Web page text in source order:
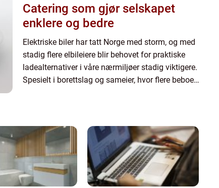
Catering som gjør selskapet
enklere og bedre
Elektriske biler har tatt Norge med storm, og med
stadig flere elbileiere blir behovet for praktiske
ladealternativer i våre nærmiljøer stadig viktigere.
Spesielt i borettslag og sameier, hvor flere beboere